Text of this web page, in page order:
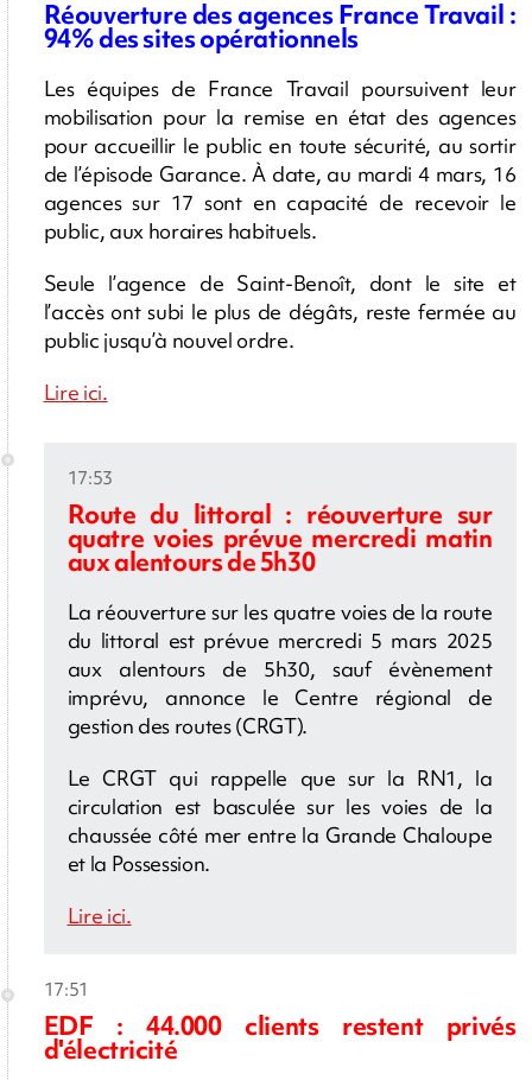
Réouverture des agences France Travail :
94% des sites opérationnels
Les équipes de France Travail poursuivent leur
mobilisation pour la remise en état des agences
pour accueillir le public en toute sécurité, au sortir
de l’épisode Garance. À date, au mardi 4 mars, 16
agences sur 17 sont en capacité de recevoir le
public, aux horaires habituels.
Seule l’agence de Saint-Benoît, dont le site et
l’accès ont subi le plus de dégâts, reste fermée au
public jusqu’à nouvel ordre.
Lire ici.
17:53
Route du littoral : réouverture sur
quatre voies prévue mercredi matin
aux alentours de 5h30
La réouverture sur les quatre voies de la route
du littoral est prévue mercredi 5 mars 2025
aux alentours de 5h30, sauf évènement
imprévu, annonce le Centre régional de
gestion des routes (CRGT).
Le CRGT qui rappelle que sur la RN1, la
circulation est basculée sur les voies de la
chaussée côté mer entre la Grande Chaloupe
et la Possession.
Lire ici.
17:51
EDF : 44.000 clients restent privés
d'électricité